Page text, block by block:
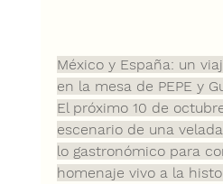
México y España: un
en la mesa de PEPE y
El próximo 10 de
escenario de una
lo gastronómico para
homenaje vivo a la